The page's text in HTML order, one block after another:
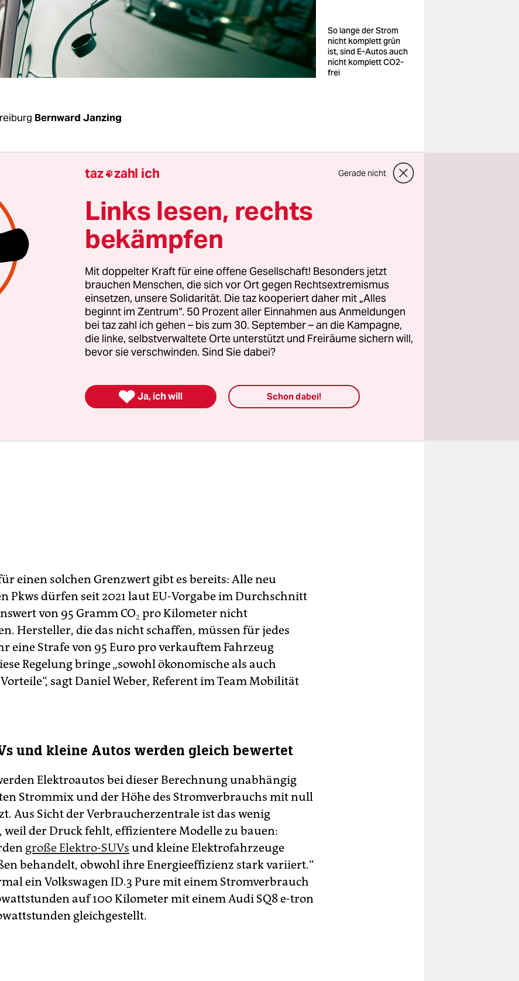
So lange der Strom
nicht komplett grün
ist, sind E-Autos auch
nicht komplett CO2-
frei
Bernward Janzing
Bundesverband (vzbv)
das der taz exklusiv vorliegt, einen EU-weiten
für
den Stromverbrauch von Elektroautos
den bestehenden Flottengrenzwert bei Verbrennern.
heißt es: „Alle neu zugelassenen batterieelektrischen
im Flottendurchschnitt den Zielwert von 16
pro 100 Kilometer ab dem Jahr 2030 nicht
Der angesetzte Wert basiere „auf umfangreichen
Die effizientesten derzeit verfügbaren
lägen zwischen 15 und 16 Kilowattstunden.
einen solchen Grenzwert gibt es bereits: Alle neu
Pkws dürfen seit 2021 laut EU-Vorgabe im Durchschnitt
von 95 Gramm CO₂ pro Kilometer nicht
Hersteller, die das nicht schaffen, müssen für jedes
eine Strafe von 95 Euro pro verkauftem Fahrzeug
Regelung bringe „sowohl ökonomische als auch
sagt Daniel Weber, Referent im Team Mobilität
und kleine Autos werden gleich bewertet
Elektroautos bei dieser Berechnung unabhängig
Strommix und der Höhe des Stromverbrauchs mit null
Aus Sicht der Verbraucherzentrale ist das wenig
der Druck fehlt, effizientere Modelle zu bauen:
große Elektro-SUVs und kleine Elektrofahrzeuge
behandelt, obwohl ihre Energieeffizienz stark variiert.“
ein Volkswagen ID.3 Pure mit einem Stromverbrauch
auf 100 Kilometer mit einem Audi SQ8 e-tron
gleichgestellt.
taz zahl ich Gerade nicht
Links lesen, rechts
bekämpfen
Mit doppelter Kraft für eine offene Gesellschaft! Besonders jetzt
brauchen Menschen, die sich vor Ort gegen Rechtsextremismus
einsetzen, unsere Solidarität. Die taz kooperiert daher mit „Alles
beginnt im Zentrum“. 50 Prozent aller Einnahmen aus Anmeldungen
bei taz zahl ich gehen – bis zum 30. September – an die Kampagne,
die linke, selbstverwaltete Orte unterstützt und Freiräume sichern will,
bevor sie verschwinden. Sind Sie dabei?
 Ja, ich will Schon dabei!